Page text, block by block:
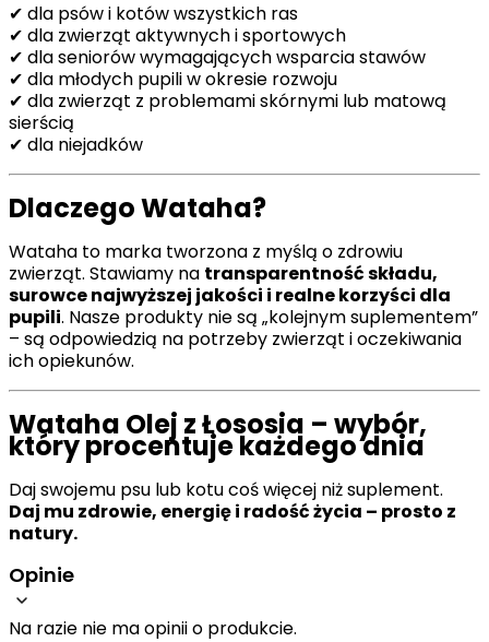
✔ dla psów i kotów wszystkich ras
✔ dla zwierząt aktywnych i sportowych
✔ dla seniorów wymagających wsparcia stawów
✔ dla młodych pupili w okresie rozwoju
✔ dla zwierząt z problemami skórnymi lub matową
sierścią
✔ dla niejadków
Dlaczego Wataha?
Wataha to marka tworzona z myślą o zdrowiu
zwierząt. Stawiamy na transparentność składu,
surowce najwyższej jakości i realne korzyści dla
pupili. Nasze produkty nie są „kolejnym suplementem”
– są odpowiedzią na potrzeby zwierząt i oczekiwania
ich opiekunów.
Wataha Olej z Łososia – wybór,
który procentuje każdego dnia
Daj swojemu psu lub kotu coś więcej niż suplement.
Daj mu zdrowie, energię i radość życia – prosto z
natury.
Opinie
Na razie nie ma opinii o produkcie.